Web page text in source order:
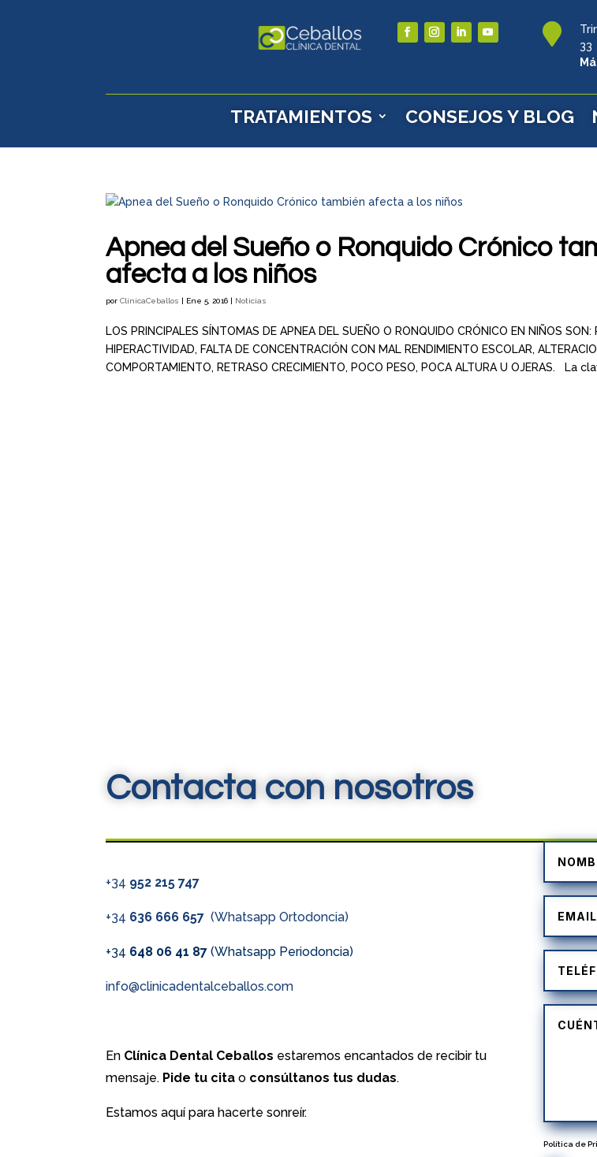

33
TRATAMIENTOS CONSEJOS Y BLOG
Apnea del Sueño o Ronquido Crónico
afecta a los niños
porClínicaCeballos | Ene 5, 2016 | Noticias
LOS PRINCIPALES SÍNTOMAS DE APNEA DEL SUEÑO O RONQUIDO CRÓNICO EN NIÑOS SON:
HIPERACTIVIDAD, FALTA DE CONCENTRACIÓN CON MAL RENDIMIENTO ESCOLAR,
COMPORTAMIENTO, RETRASO CRECIMIENTO, POCO PESO, POCA ALTURA U OJERAS. La
Contacta con nosotros
+34 952 215 747
+34 636 666 657(Whatsapp Ortodoncia)
+34 648 06 41 87 (Whatsapp Periodoncia)
info@clinicadentalceballos.com
En Clínica Dental Ceballos estaremos encantados de recibir tu
mensaje. Pide tu cita o consúltanos tus dudas.
Estamos aquí para hacerte sonreír.
Política de